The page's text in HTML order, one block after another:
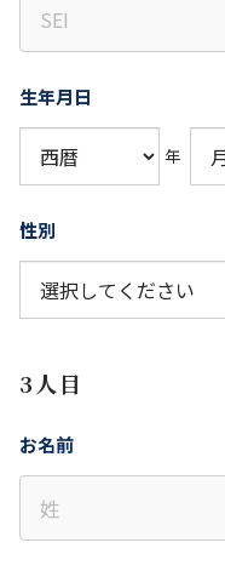
生年月日
年
性別
3人目
お名前